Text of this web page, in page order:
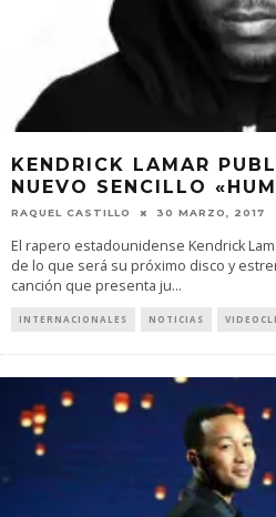
KENDRICK LAMAR
NUEVO SENCILLO
RAQUEL CASTILLO 30 MARZO, 2017
El rapero estadounidense Kendrick
de lo que será su próximo disco y
canción que presenta ju...
INTERNACIONALES NOTICIAS